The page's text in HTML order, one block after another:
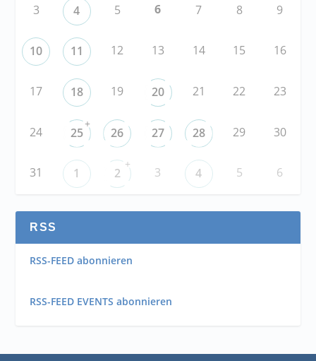
3 4 5 6 7 8 9
10 11 12 13 14 15 16
17 18 19 20 21 22 23
24 25
+
26 27 28 29 30
31 1 2
+
3 4 5 6
RSS
RSS-FEED abonnieren
RSS-FEED EVENTS abonnieren